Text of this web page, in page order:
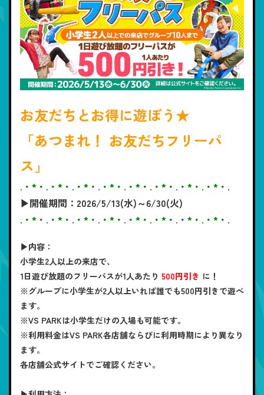
お友だちとお得に遊ぼう★
「あつまれ！ お友だちフリーパ
ス」
.・*・.・*・.・*・.・*・.・*・.・*・.・*・.・*・.
▶開催期間：2026/5/13(水)～6/30(火)
.・*・.・*・.・*・.・*・.・*・.・*・.・*・.・*・.
▶内容：
小学生2人以上の来店で、
1日遊び放題のフリーパスが1人あたり 500円引き に！
※グループに小学生が2人以上いれば誰でも500円引きで遊べ
ます。
※VS PARKは小学生だけの入場も可能です。
※利用料金はVS PARK各店舗ならびに利用時期により異なり
ます。
各店舗公式サイトでご確認ください。